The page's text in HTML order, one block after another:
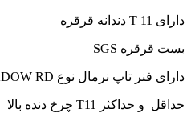
دارای T 11 دندانه قرقره
بست قرقره SGS
دارای فنر تاپ نرمال نوع SHIMANO SHADOW RD
حداقل و حداکثر T11 چرخ دنده بالا